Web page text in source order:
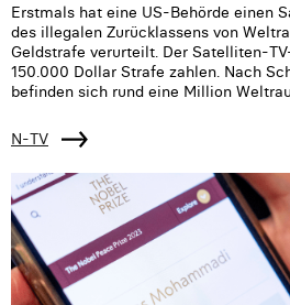
Erstmals hat eine US-Behörde einen
des illegalen Zurücklassens von
Geldstrafe verurteilt. Der Satelliten-
150.000 Dollar Strafe zahlen. Nach
befinden sich rund eine Million
N-TV